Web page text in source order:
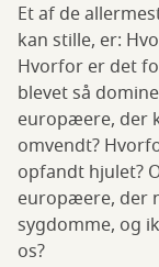
Et af de
kan stille, er:
Hvorfor er det
blevet så
europæere, der
omvendt?
opfandt hjulet?
europæere, der
sygdomme, og
os?